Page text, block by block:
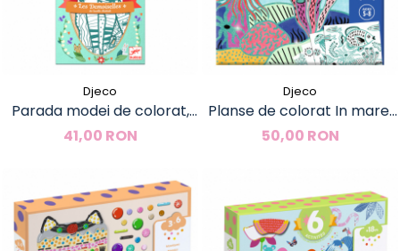
Djeco
Parada modei de colorat,
Angel si prietenele, Djeco
41,00 RON
Djeco
Planse de colorat In mare,
Djeco
50,00 RON